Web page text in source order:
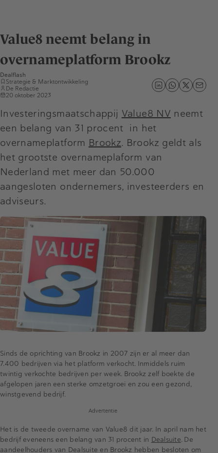
Value8 neemt belang in
overnameplatform Brookz
Dealflash
Strategie & Marktontwikkeling
De Redactie
20 oktober 2023
Investeringsmaatschappij Value8 NV neemt
een belang van 31 procent in het
overnameplatform Brookz. Brookz geldt als
het grootste overnameplaform van
Nederland met meer dan 50.000
aangesloten ondernemers, investeerders en
adviseurs.
Sinds de oprichting van Brookz in 2007 zijn er al meer dan
7.400 bedrijven via het platform verkocht. Inmiddels ruim
twintig verkochte bedrijven per week. Brookz zelf boekte de
afgelopen jaren een sterke omzetgroei en zou een gezond,
winstgevend bedrijf.
Advertentie
Het is de tweede overname van Value8 dit jaar. In april nam het
bedrijf eveneens een belang van 31 procent in Dealsuite. De
aandeelhouders van Dealsuite en Brookz hebben besloten om